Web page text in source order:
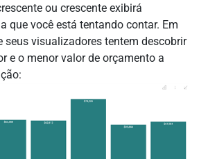
ou crescente exibirá
que você está tentando contar. Em
seus visualizadores tentem descobrir
e o menor valor de orçamento a